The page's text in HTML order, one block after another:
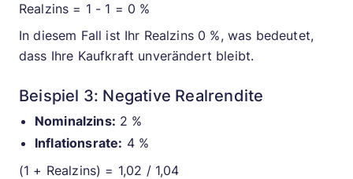
Realzins = 1 - 1 = 0 %
In diesem Fall ist Ihr Realzins 0 %, was bedeutet,
dass Ihre Kaufkraft unverändert bleibt.
Beispiel 3: Negative Realrendite
Nominalzins: 2 %
Inflationsrate: 4 %
(1 + Realzins) = 1,02 / 1,04